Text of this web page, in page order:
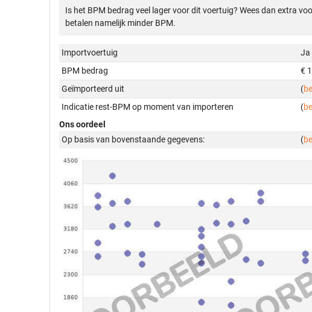
Is het BPM bedrag veel lager voor dit voertuig? Wees dan extra
betalen namelijk minder BPM.
Importvoertuig
Ja
BPM bedrag
€
Geïmporteerd uit
(
Indicatie rest-BPM op moment van importeren
(
Ons oordeel
Op basis van bovenstaande gegevens:
(